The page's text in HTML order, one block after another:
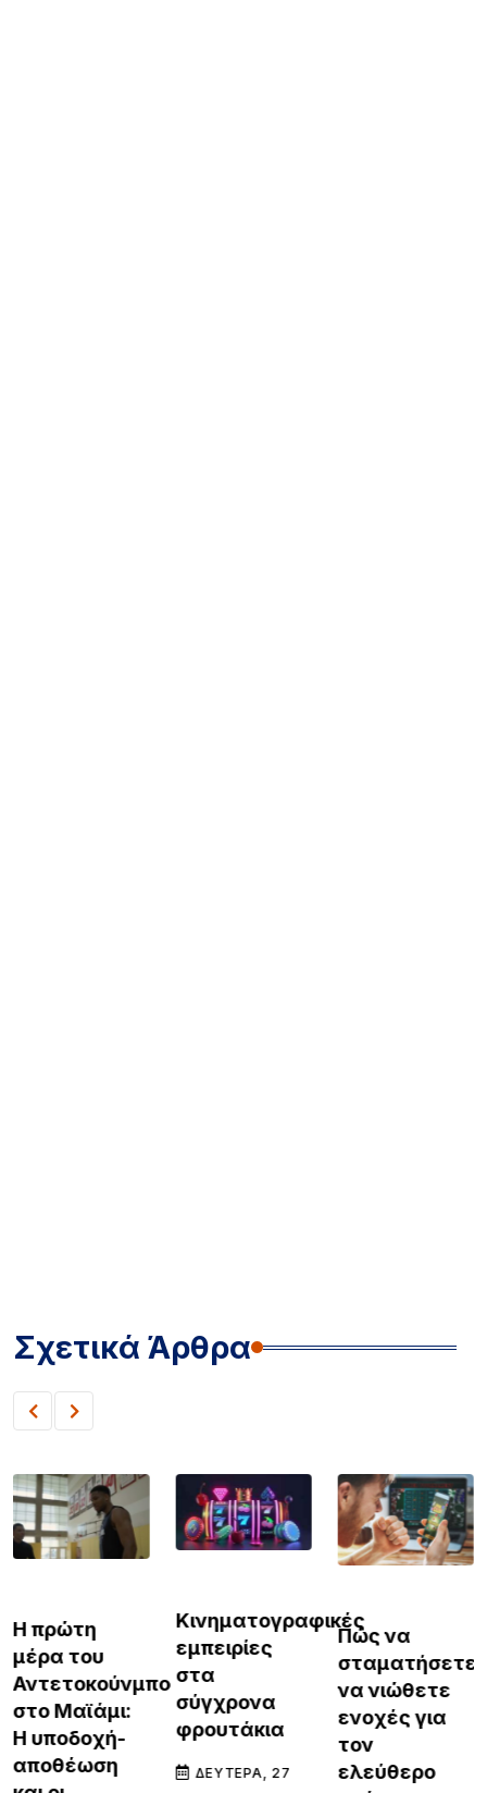
Σχετικά Άρθρα
Η πρώτη
μέρα του
Αντετοκούνμπο
στο Μαϊάμι:
Η υποδοχή-
αποθέωση
Κινηματογραφικές
εμπειρίες
στα
σύγχρονα
φρουτάκια
ΔΕΥΤΈΡΑ, 27
Πώς να
σταματήσετε
να νιώθετε
ενοχές για
τον
ελεύθερο